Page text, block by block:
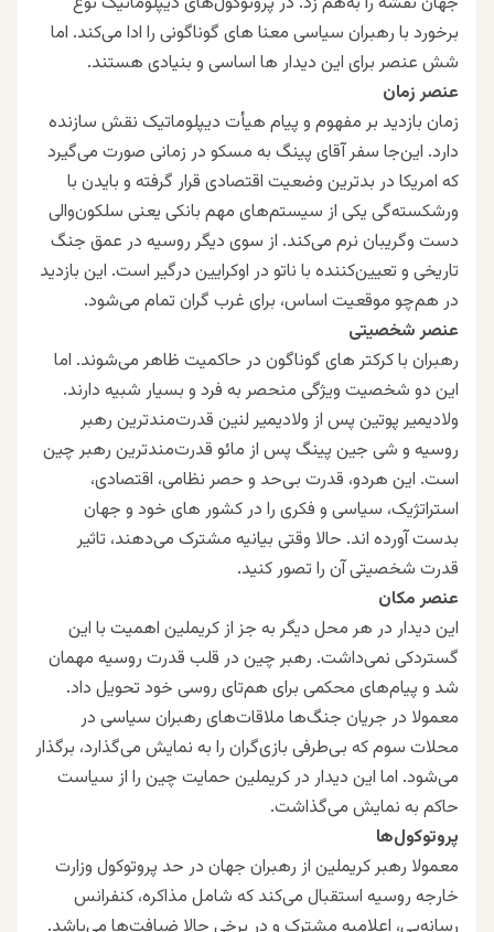
برخورد با رهبران سیاسی معنا های گوناگونی را ادا می‌کند. اما
شش عنصر برای این دیدار ها اساسی و بنیادی هستند.
عنصر زمان
زمان بازدید بر مفهوم و پیام هیأت دیپلوماتیک نقش سازنده
دارد. این‌جا سفر آقای پینگ به مسکو در زمانی صورت می‌گیرد
که امریکا در بدترین وضعیت اقتصادی قرار گرفته و بایدن با
ورشکسته‌گی یکی از سیستم‌های مهم بانکی یعنی سلکون‌والی
دست وگریبان نرم می‌کند. از سوی دیگر روسیه در عمق جنگ
تاریخی و تعیین‌کننده با ناتو در اوکرایین درگیر است. این بازدید
در هم‌چو موقعیت اساس، برای غرب گران تمام می‌شود.
عنصر شخصیتی
رهبران با کرکتر های گوناگون در حاکمیت ظاهر می‌شوند. اما
این دو شخصیت ویژگی منحصر به فرد و بسیار شبیه دارند.
ولادیمیر پوتین پس از ولادیمیر لنین قدرت‌مندترین رهبر
روسیه و شی جین پینگ پس از مائو قدرت‌مندترین رهبر چین
است. این هردو، قدرت بی‌حد و حصر نظامی، اقتصادی،
استراتژیک، سیاسی و فکری را در کشور های خود و جهان
بدست آورده اند. حالا وقتی بیانیه مشترک می‌دهند، تاثیر
قدرت شخصیتی آن را تصور کنید.
عنصر مکان
این دیدار در هر محل دیگر به جز از کریملین اهمیت با این
گستردکی نمی‌داشت. رهبر چین در قلب قدرت روسیه مهمان
شد و پیام‌های محکمی برای هم‌تای روسی خود تحویل داد.
معمولا در جریان جنگ‌ها ملاقات‌های رهبران سیاسی در
محلات سوم که بی‌طرفی بازی‌گران را به نمایش می‌گذارد، برگذار
می‌شود. اما این دیدار در کریملین حمایت چین را از سیاست
حاکم به نمایش می‌گذاشت.
پروتوکول‌ها
معمولا رهبر کریملین از رهبران جهان در حد پروتوکول وزارت
خارجه روسیه استقبال می‌کند که شامل مذاکره، کنفرانس